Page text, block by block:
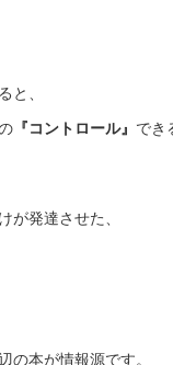
と、
『コントロール』 でき
が発達させた、
の本が情報源です。